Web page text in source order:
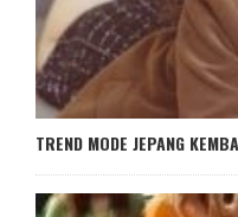
TREND MODE JEPANG